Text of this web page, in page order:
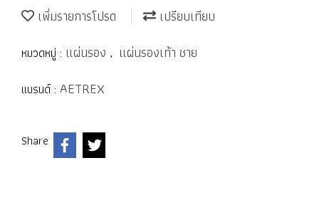
เพิ่มรายการโปรด เปรียบเทียบ
หมวดหมู่ : แผ่นรอง , แผ่นรองเท้า ชาย
แบรนด์ : AETREX
Share